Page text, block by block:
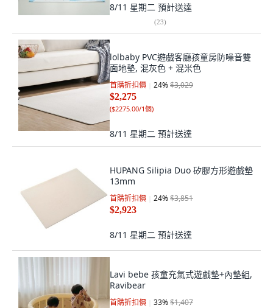
8/11 星期二 預計送達
(23)
lolbaby PVC遊戲客廳孩童房防噪音雙
面地墊, 混灰色 + 混米色
首購折扣價 24%$3,029
$2,275
($2275.00/1個)
8/11 星期二 預計送達
HUPANG Silipia Duo 矽膠方形遊戲墊
13mm
首購折扣價 24%$3,851
$2,923
8/11 星期二 預計送達
Lavi bebe 孩童充氣式遊戲墊+內墊組,
Ravibear
首購折扣價 33%$1,407